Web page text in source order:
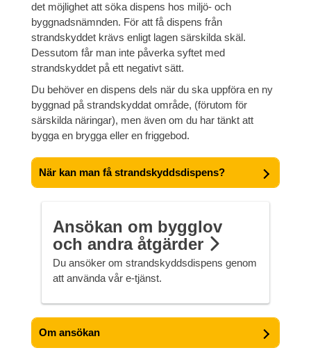
det möjlighet att söka dispens hos miljö- och
byggnadsnämnden. För att få dispens från
strandskyddet krävs enligt lagen särskilda skäl.
Dessutom får man inte påverka syftet med
strandskyddet på ett negativt sätt.
Du behöver en dispens dels när du ska uppföra en ny
byggnad på strandskyddat område, (förutom för
särskilda näringar), men även om du har tänkt att
bygga en brygga eller en friggebod.
När kan man få strandskyddsdispens?
Ansökan om bygglov
och andra åtgärder
Du ansöker om strandskyddsdispens genom
att använda vår e-tjänst.
Om ansökan